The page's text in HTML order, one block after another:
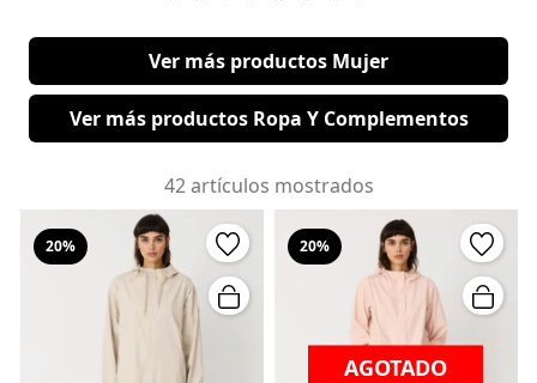
Ver más productos Mujer
Ver más productos Ropa Y Complementos
42 artículos mostrados
20% 20%
AGOTADO